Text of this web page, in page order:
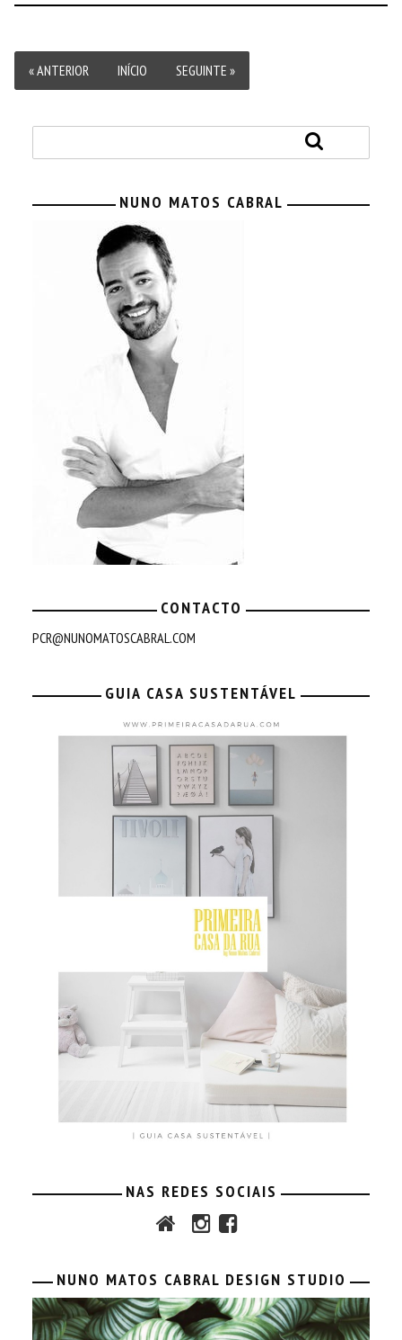
« ANTERIOR INÍCIO SEGUINTE »
NUNO MATOS CABRAL
CONTACTO
PCR@NUNOMATOSCABRAL.COM
GUIA CASA SUSTENTÁVEL
NAS REDES SOCIAIS
NUNO MATOS CABRAL DESIGN STUDIO